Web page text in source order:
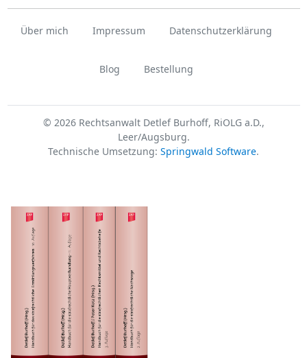
Über mich Impressum Datenschutzerklärung
Blog Bestellung
© 2026 Rechtsanwalt Detlef Burhoff, RiOLG a.D.,
Leer/Augsburg.
Technische Umsetzung: Springwald Software.